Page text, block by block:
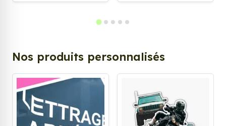
Nos produits personnalisés